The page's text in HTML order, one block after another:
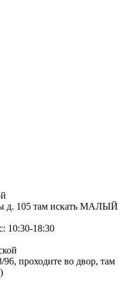
д. 105 там искать МАЛЫЙ
10:30-18:30
проходите во двор, там